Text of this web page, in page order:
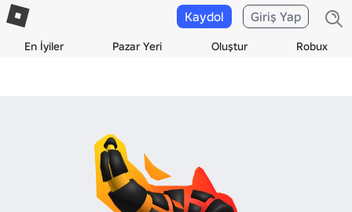
En İyiler Pazar Yeri Oluştur Robux
Kaydol Giriş Yap